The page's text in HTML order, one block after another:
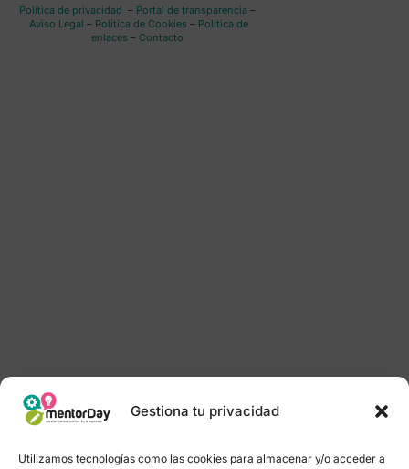
Gestiona tu privacidad
Utilizamos tecnologías como las cookies para almacenar y/o acceder a
Política de privacidad – Portal de transparencia–
Aviso Legal – Política de Cookies – Política de
enlaces – Contacto